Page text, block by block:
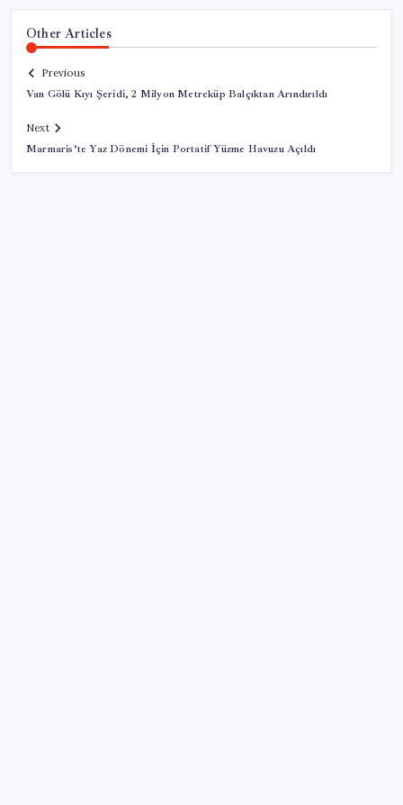
Other Articles
Previous
Van Gölü Kıyı Şeridi, 2 Milyon Metreküp Balçıktan Arındırıldı
Next
Marmaris’te Yaz Dönemi İçin Portatif Yüzme Havuzu Açıldı